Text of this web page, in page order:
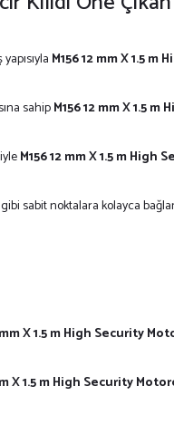
M156 12 mm X 1.5
sahipM156 12 mm X 1.5
M156 12 mm X 1.5 m
sabit noktalara kolayca
mm X 1.5 m High Security
X 1.5 m High Security